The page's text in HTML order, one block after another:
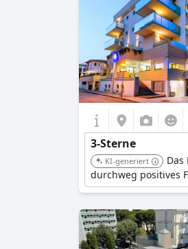
3-Sterne
KI-generiert
durchweg positives